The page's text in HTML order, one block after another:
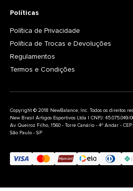
Políticas
Política de Privacidade
Política de Trocas e Devoluções
Regulamentos
Termos e Condições
Copyright © 2018 NewBalance, Inc. Todos os direitos
New Brasil Artigos Esportivos Ltda | CNPJ: 45.075.049/
Av. Queiroz Filho, 1560 - Torre Canário - 4º Andar -
São Paulo - SP